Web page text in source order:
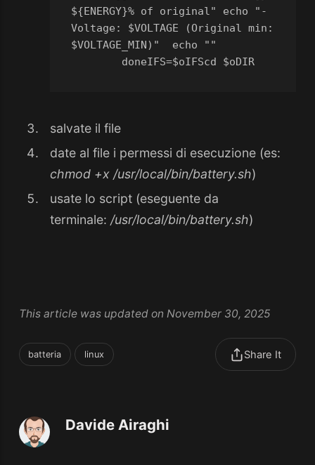
${ENERGY}% of original"
Voltage: $VOLTAGE (Original min:
$VOLTAGE_MIN)"
	echo ""
doneIFS=$oIFScd $oDIR
salvate il file
date al file i permessi di esecuzione (es:
chmod +x /usr/local/bin/battery.sh)
usate lo script (eseguente da
terminale: /usr/local/bin/battery.sh)
This article was updated on November 30, 2025
batteria linux Share It
Davide Airaghi